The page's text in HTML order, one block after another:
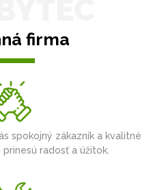
firma
spokojný zákazník a kvalitné
radosť a úžitok.